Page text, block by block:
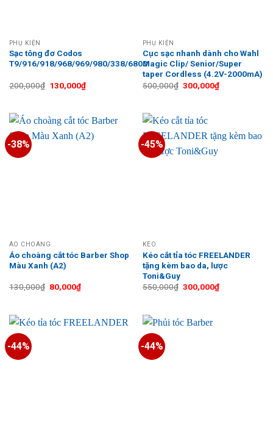
PHỤ KIỆN
Sạc tông đơ Codos
T9/916/918/968/969/980/338/6800
200,000₫ Giá
130,000₫Giá
hiện
130,000₫.
PHỤ KIỆN
Cục sạc nhanh dành cho Wahl
Magic Clip/ Senior/Super
taper Cordless (4.2V-2000mA)
500,000₫ Giá
300,000₫Giá
hiện
-38%
ÁO CHOÀNG
Áo choàng cắt tóc Barber Shop
Màu Xanh (A2)
130,000₫ Giá
gốc
80,000₫Giá
hiện
80,000₫.
-45%
KÉO
Kéo cắt tỉa tóc FREELANDER
tặng kèm bao da, lược
Toni&Guy
550,000₫ Giá
300,000₫Giá
hiện
-44% -44%